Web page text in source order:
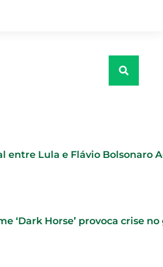
entre Lula e Flávio Bolsonaro
‘Dark Horse’ provoca crise